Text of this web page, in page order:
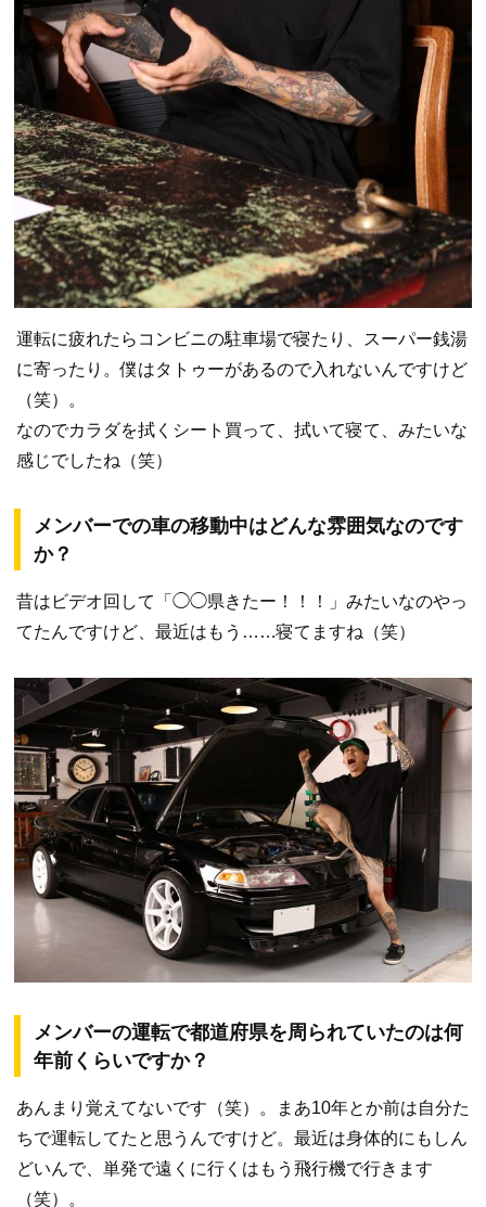
運転に疲れたらコンビニの駐車場で寝たり、スーパー銭湯
に寄ったり。僕はタトゥーがあるので入れないんですけど
（笑）。
なのでカラダを拭くシート買って、拭いて寝て、みたいな
感じでしたね（笑）
メンバーでの車の移動中はどんな雰囲気なのです
か？
昔はビデオ回して「◯◯県きたー！！！」みたいなのやっ
てたんですけど、最近はもう……寝てますね（笑）
メンバーの運転で都道府県を周られていたのは何
年前くらいですか？
あんまり覚えてないです（笑）。まあ10年とか前は自分た
ちで運転してたと思うんですけど。最近は身体的にもしん
どいんで、単発で遠くに行くはもう飛行機で行きます
（笑）。